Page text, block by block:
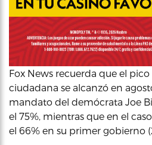
Fox News recuerda que el
ciudadana se alcanzó en
mandato del demócrata Joe
el 75%, mientras que en el
el 66% en su primer gobierno